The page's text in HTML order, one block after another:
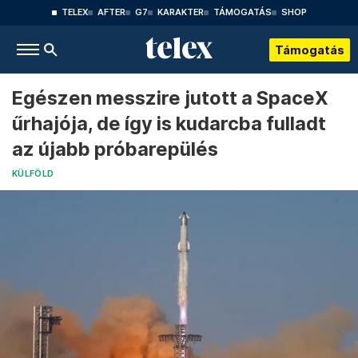
TELEX AFTER G7 KARAKTER TÁMOGATÁS SHOP
Támogatás
Egészen messzire jutott a SpaceX
űrhajója, de így is kudarcba fulladt
az újabb próbarepülés
KÜLFÖLD